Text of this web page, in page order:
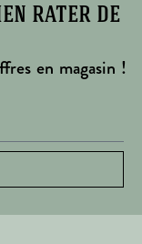
rater de
en magasin !